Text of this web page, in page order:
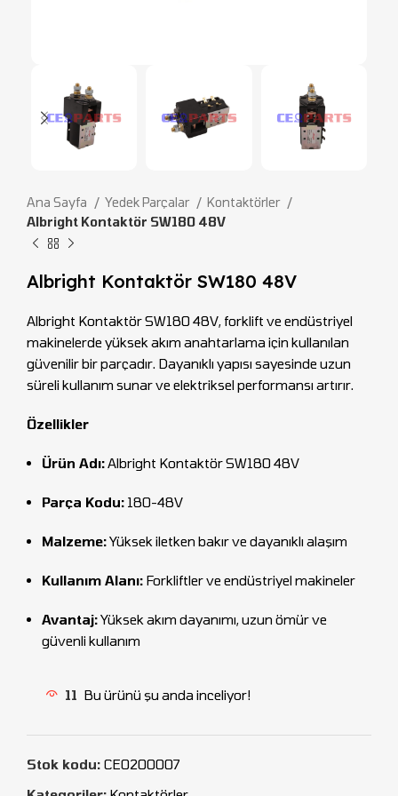
Ana Sayfa Yedek Parçalar
Kontaktörler
Albright Kontaktör SW180 48V
Albright Kontaktör SW180 48V
Albright Kontaktör SW180 48V, forklift ve endüstriyel
makinelerde yüksek akım anahtarlama için kullanılan
güvenilir bir parçadır. Dayanıklı yapısı sayesinde uzun
süreli kullanım sunar ve elektriksel performansı artırır.
Özellikler
Ürün Adı:Albright Kontaktör SW180 48V
Parça Kodu: 180-48V
Malzeme:Yüksek iletken bakır ve dayanıklı alaşım
Kullanım Alanı: Forkliftler ve endüstriyel makineler
Avantaj:Yüksek akım dayanımı, uzun ömür ve
güvenli kullanım
11 Bu ürünü şu anda inceliyor!
Stok kodu: CEO200007